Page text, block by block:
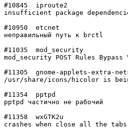
#10845	iproute2        	major   	FIXED
insufficient package
#10950	etcnet          	normal  	FIXED
неправильный путь к brctl
#11035	mod_security    	normal  	FIXED
mod_security POST Rules
#11305	gnome-applets-extra-netstatus	trivial 	FIXED
/usr/share/icons/hicolor is
#11354	pptpd           	blocker 	FIXED
pptpd частично не рабочий
#11358	wxGTK2u         	major   	DUPLICATE
crashes when close all the tabs